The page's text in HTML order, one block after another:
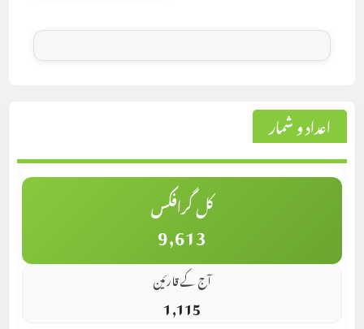
اعداد و شمار
کل گرافکس
9,613
آج کے قارئین
1,115